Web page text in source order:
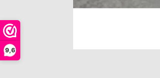
9,6